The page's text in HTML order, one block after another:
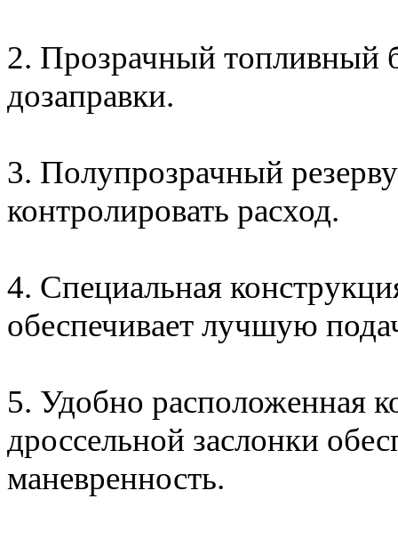
2. Прозрачный топливный
дозаправки.
3. Полупрозрачный
контролировать расход.
4. Специальная
обеспечивает лучшую
5. Удобно расположенная
дроссельной заслонки
маневренность.